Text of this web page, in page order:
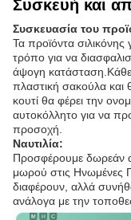
Συσκευή και
Συσκευασία του
Τα προϊόντα
τρόπο για να
άψογη κατάσταση.Κάθε
πλαστική σακούλα και
κουτί θα φέρει την
αυτοκόλλητο για να
προσοχή.
Ναυτιλία:
Προσφέρουμε δωρεάν
μωρού στις Ηνωμένες
διαφέρουν, αλλά
ανάλογα με την